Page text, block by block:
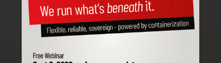
Pide ya tu Nube